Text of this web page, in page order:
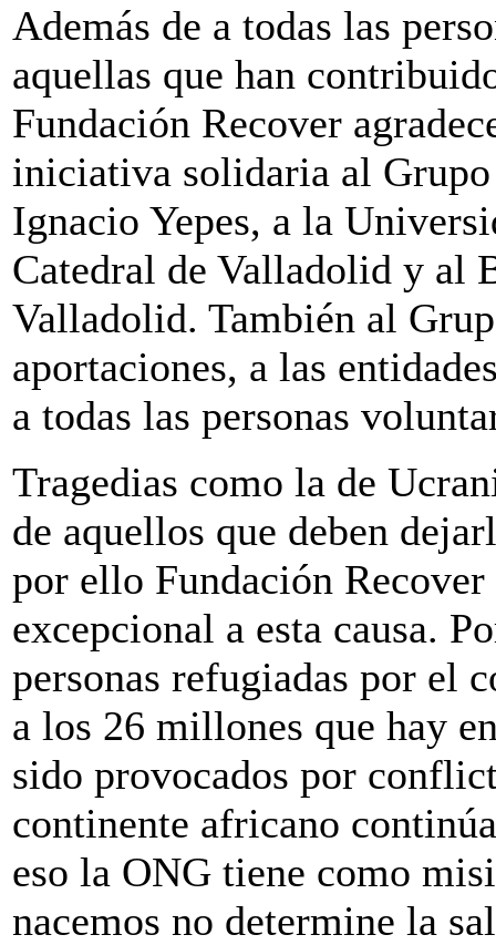
Además de a todas las
aquellas que han
Fundación Recover
iniciativa solidaria al
Ignacio Yepes, a la
Catedral de Valladolid y al
Valladolid. También al
aportaciones, a las
a todas las personas
Tragedias como la de
de aquellos que deben
por ello Fundación
excepcional a esta causa.
personas refugiadas por el
a los 26 millones que hay
sido provocados por
continente africano
eso la ONG tiene como
nacemos no determine la